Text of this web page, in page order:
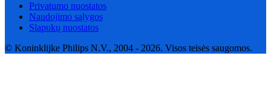
Privatumo nuostatos
Naudojimo sąlygos
Slapukų nuostatos
© Koninklijke Philips N.V., 2004 - 2026. Visos teisės saugomos.